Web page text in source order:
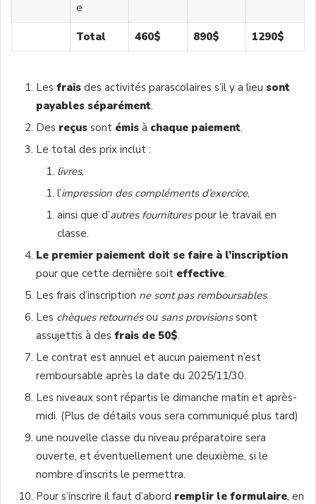
e
Total 460$ 890$ 1290$
Les frais des activités parascolaires s’il y a lieu sont
payables séparément.
Des reçus sont émis à chaque paiement.
Le total des prix inclut :
livres,
l’impression des compléments d’exercice,
ainsi que d’autres fourniturespour le travail en
classe.
Le premier paiement doit se faire à l’inscription
pour que cette dernière soit effective.
Les frais d’inscription ne sont pas remboursables.
Les chèques retournésou sans provisionssont
assujettis à des frais de 50$.
Le contrat est annuel et aucun paiement n’est
remboursable après la date du 2025/11/30.
Les niveaux sont répartis le dimanche matin et après-
midi. (Plus de détails vous sera communiqué plus tard)
une nouvelle classe du niveau préparatoire sera
ouverte, et éventuellement une deuxième, si le
nombre d’inscrits le permettra.
Pour s’inscrire il faut d’abord remplir le formulaire, en